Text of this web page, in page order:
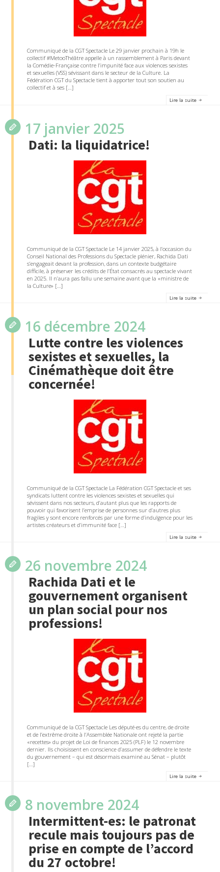
Communiqué de la CGT Spectacle Le 29 janvier prochain à 19h le
collectif #MetooThéâtre appelle à un rassemblement à Paris devant
la Comédie-Française contre l’impunité face aux violences sexistes
et sexuelles (VSS) sévissant dans le secteur de la Culture. La
Fédération CGT du Spectacle tient à apporter tout son soutien au
collectif et à ses […]
Lire la suite
17 janvier 2025
Dati: la liquidatrice!
Communiqué de la CGT Spectacle Le 14 janvier 2025, à l’occasion du
Conseil National des Professions du Spectacle plénier, Rachida Dati
s’engageait devant la profession, dans un contexte budgétaire
difficile, à préserver les crédits de l’État consacrés au spectacle vivant
en 2025. Il n’aura pas fallu une semaine avant que la «ministre de
la Culture» […]
Lire la suite
16 décembre 2024
Lutte contre les violences
sexistes et sexuelles, la
Cinémathèque doit être
concernée!
Communiqué de la CGT Spectacle La Fédération CGT Spectacle et ses
syndicats luttent contre les violences sexistes et sexuelles qui
sévissent dans nos secteurs, d’autant plus que les rapports de
pouvoir qui favorisent l’emprise de personnes sur d’autres plus
fragiles y sont encore renforcés par une forme d’indulgence pour les
artistes créateurs et d’immunité face […]
Lire la suite
26 novembre 2024
Rachida Dati et le
gouvernement organisent
un plan social pour nos
professions!
Communiqué de la CGT Spectacle Les député·es du centre, de droite
et de l’extrême droite à l’Assemblée Nationale ont rejeté la partie
«recettes» du projet de Loi de finances 2025 (PLF) le 12 novembre
dernier. Ils choisissent en conscience d’assumer de défendre le texte
du gouvernement – qui est désormais examiné au Sénat – plutôt
[…]
Lire la suite
8 novembre 2024
Intermittent-es: le patronat
recule mais toujours pas de
prise en compte de l’accord
du 27 octobre!